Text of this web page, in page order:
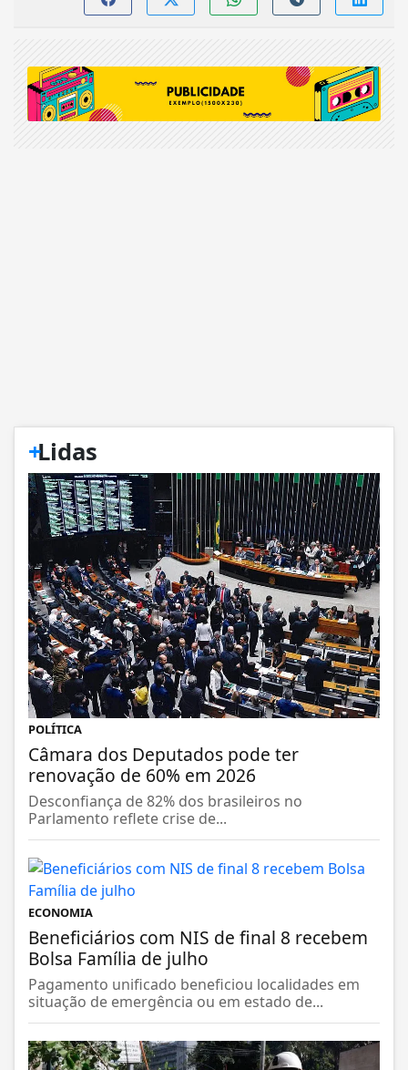
+
Lidas
POLÍTICA
Câmara dos Deputados pode ter
renovação de 60% em 2026
Desconfiança de 82% dos brasileiros no
Parlamento reflete crise de...
ECONOMIA
Beneficiários com NIS de final 8 recebem
Bolsa Família de julho
Pagamento unificado beneficiou localidades em
situação de emergência ou em estado de...